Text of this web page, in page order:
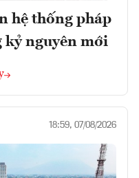
hệ thống pháp
nguyên mới
18:59, 07/08/2026